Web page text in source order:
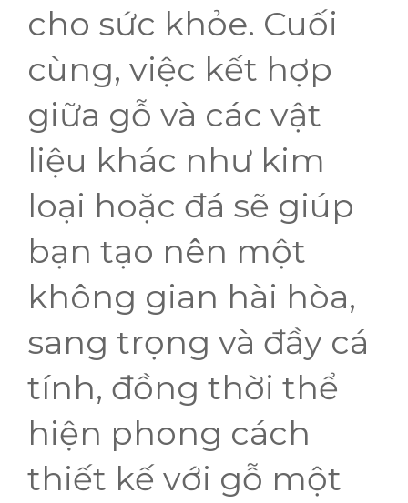
cho sức khỏe. Cuối
cùng, việc kết hợp
giữa gỗ và các vật
liệu khác như kim
loại hoặc đá sẽ giúp
bạn tạo nên một
không gian hài hòa,
sang trọng và đầy cá
tính, đồng thời thể
hiện phong cách
thiết kế với gỗ một